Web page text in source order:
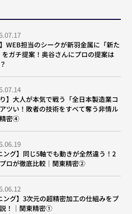
】WEB担当のシークが新羽金属に「新た
をガチ提案！奥谷さんにプロの提案は
り】大人が本気で戦う「全日本製造業コ
ツい！敗者の技術をすべて奪う非情ル
密④
ング】同じ5軸でも動きが全然違う！2
ロが徹底比較｜関東精密②
ング】3次元の超精密加工の仕組みをプ
！｜関東精密①